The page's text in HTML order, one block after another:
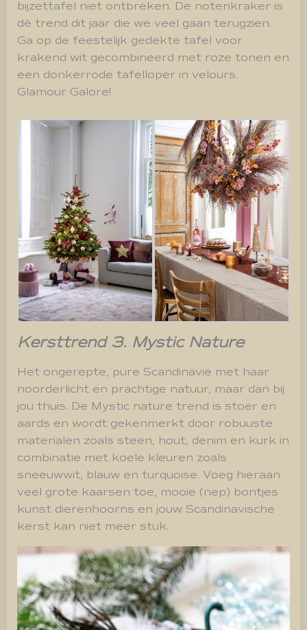
bijzettafel niet ontbreken. De notenkraker is
dè trend dit jaar die we veel gaan terugzien.
Ga op de feestelijk gedekte tafel voor
krakend wit gecombineerd met roze tonen en
een donkerrode tafelloper in velours.
Glamour Galore!
Kersttrend 3. Mystic Nature
Het ongerepte, pure Scandinavië met haar
noorderlicht en prachtige natuur, maar dan bij
jou thuis. De Mystic nature trend is stoer en
aards en wordt gekenmerkt door robuuste
materialen zoals steen, hout, denim en kurk in
combinatie met koele kleuren zoals
sneeuwwit, blauw en turquoise. Voeg hieraan
veel grote kaarsen toe, mooie (nep) bontjes
kunst dierenhoorns en jouw Scandinavische
kerst kan niet meer stuk.